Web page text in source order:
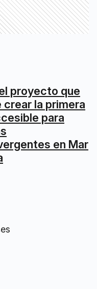
proyecto que
crear la primera
para
en Mar